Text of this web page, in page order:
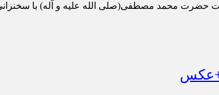
حضرت محمد مصطفی(صلی الله علیه و آله) با
+عکس